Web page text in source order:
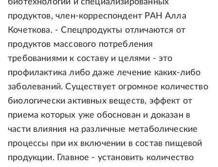
биотехнологий и специализированных
продуктов, член-корреспондент РАН Алла
Кочеткова. - Спецпродукты отличаются от
продуктов массового потребления
требованиями к составу и целями - это
профилактика либо даже лечение каких-либо
заболеваний. Существует огромное количество
биологически активных веществ, эффект от
приема которых уже обоснован и доказан в
части влияния на различные метаболические
процессы при их включении в состав пищевой
продукции. Главное - установить количество